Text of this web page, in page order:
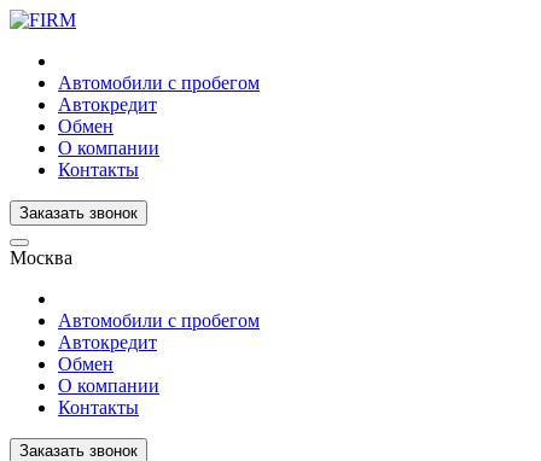
Автомобили с пробегом
Автокредит
Обмен
О компании
Контакты
Заказать звонок
Москва
Автомобили с пробегом
Автокредит
Обмен
О компании
Контакты
Заказать звонок